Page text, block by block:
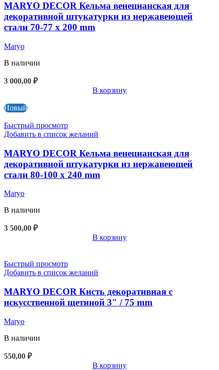
MARYO DECOR Кельма венецианская для
декоративной штукатурки из нержавеющей
стали 70-77 х 200 mm
Maryo
В наличии
3 000,00 ₽
В корзину
Новый
Быстрый просмотр
Добавить в список желаний
MARYO DECOR Кельма венецианская для
декоративной штукатурки из нержавеющей
стали 80-100 х 240 mm
Maryo
В наличии
3 500,00 ₽
В корзину
Быстрый просмотр
Добавить в список желаний
MARYO DECOR Кисть декоративная с
искусственной щетиной 3″ / 75 mm
Maryo
В наличии
550,00 ₽
В корзину